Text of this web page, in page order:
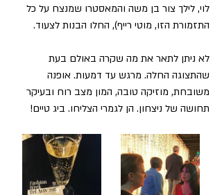
לוי, לילך צור בן משה והמאסטרו שמנצח על כל
התזמורת הזו, מוטי רייף), החלו הבנות לצעוד.
לא ניתן לתאר את מה שקרה באולם בעת
שהתצוגה החלה. מרגש עד דמעות. אופנה
משובחת, מוזיקה טובה, המון מצב רוח ובעיקר
תחושה של ניצחון. הן לגמרי הצליחו. ביג טיים!